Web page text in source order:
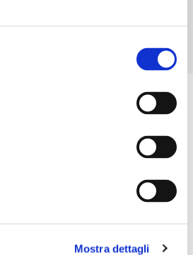
Mostra dettagli